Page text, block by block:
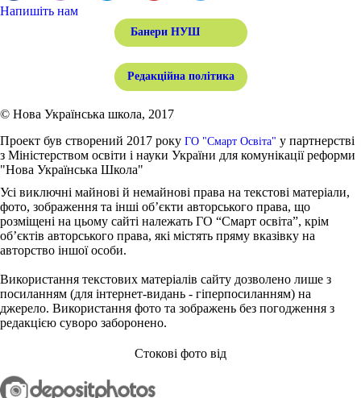
Напишіть нам
Банери НУШ
Редакційна політика
© Нова Українська школа, 2017
Проект був створений 2017 року ГО "Смарт Освіта" у партнерстві
з Міністерством освіти і науки України для комунікації реформи
"Нова Українська Школа"
Усі виключні майнові й немайнові права на текстові матеріали,
фото, зображення та інші об’єкти авторського права, що
розміщені на цьому сайті належать ГО “Смарт освіта”, крім
об’єктів авторського права, які містять пряму вказівку на
авторство іншої особи.
Використання текстових матеріалів сайту дозволено лише з
посиланням (для інтернет-видань - гіперпосиланням) на
джерело. Використання фото та зображень без погодження з
редакцією суворо заборонено.
Стокові фото від